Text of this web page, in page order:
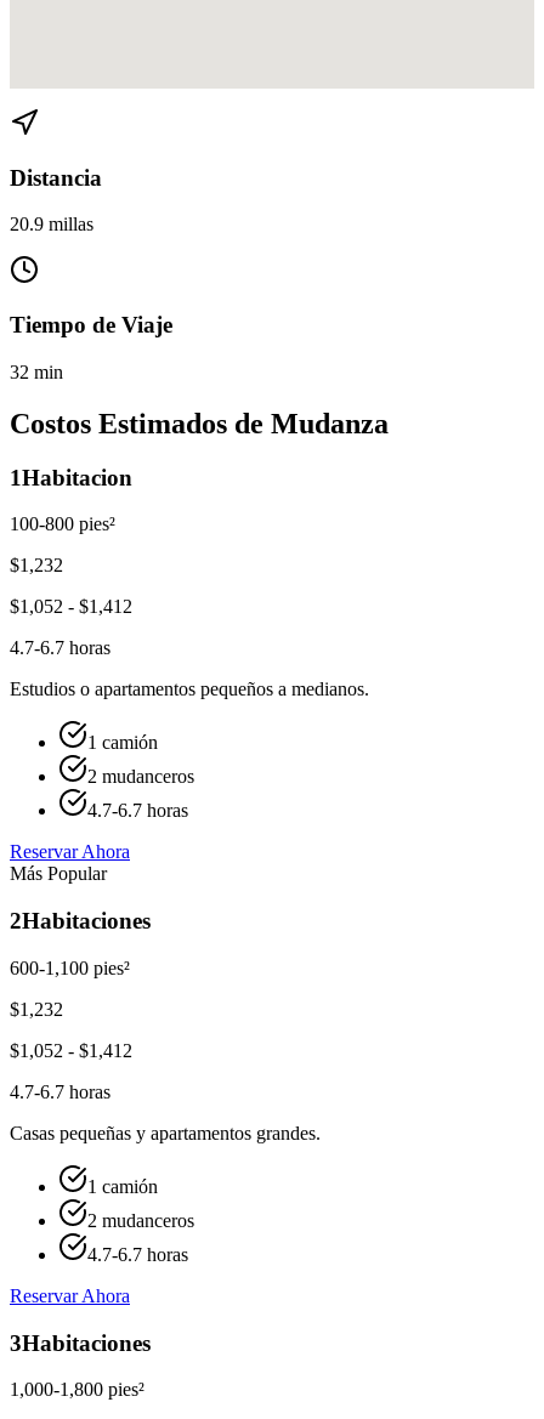
Distancia
20.9 millas
Tiempo de Viaje
32 min
Costos Estimados de Mudanza
1Habitacion
100-800 pies²
$1,232
$1,052 - $1,412
4.7-6.7 horas
Estudios o apartamentos pequeños a medianos.
1 camión
2 mudanceros
4.7-6.7 horas
Reservar Ahora
Más Popular
2Habitaciones
600-1,100 pies²
$1,232
$1,052 - $1,412
4.7-6.7 horas
Casas pequeñas y apartamentos grandes.
1 camión
2 mudanceros
4.7-6.7 horas
Reservar Ahora
3Habitaciones
1,000-1,800 pies²